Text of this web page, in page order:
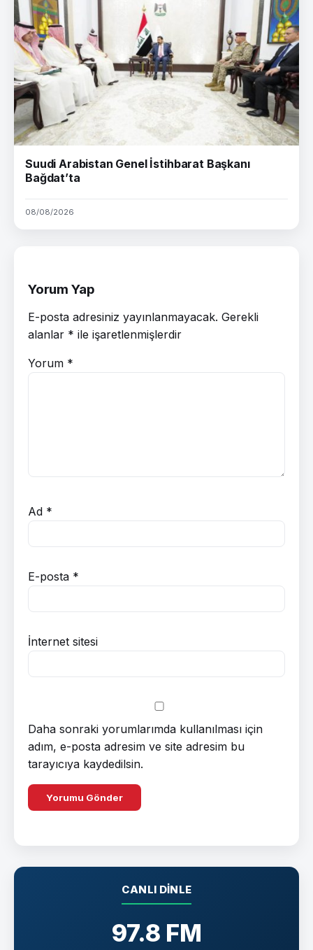
Suudi Arabistan Genel İstihbarat Başkanı
Bağdat’ta
08/08/2026
Yorum Yap
E-posta adresiniz yayınlanmayacak. Gerekli
alanlar * ile işaretlenmişlerdir
Yorum *
Ad *
E-posta *
İnternet sitesi
Daha sonraki yorumlarımda kullanılması için
adım, e-posta adresim ve site adresim bu
tarayıcıya kaydedilsin.
CANLI DINLE
97.8 FM